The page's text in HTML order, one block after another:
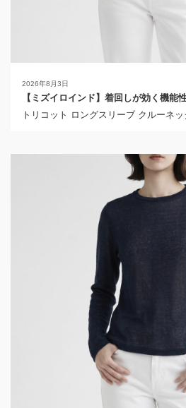
2026年8月3日
【ミズイロインド】着回しが効く機能
トリコット ロングスリーブ クルーネッ